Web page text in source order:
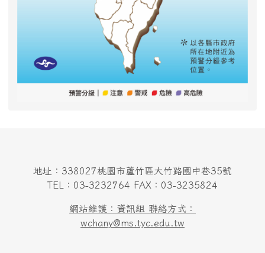
地址：338027桃園市蘆竹區大竹路國中巷35號
TEL：03-3232764 FAX：03-3235824
網站維護：資訊組 聯絡方式：
wchany@ms.tyc.edu.tw